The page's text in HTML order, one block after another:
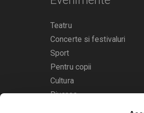
Teatru
Concerte si festivaluri
Sport
Pentru copii
Cultura
Diverse